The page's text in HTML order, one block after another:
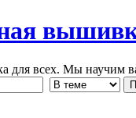
для всех. Мы научим